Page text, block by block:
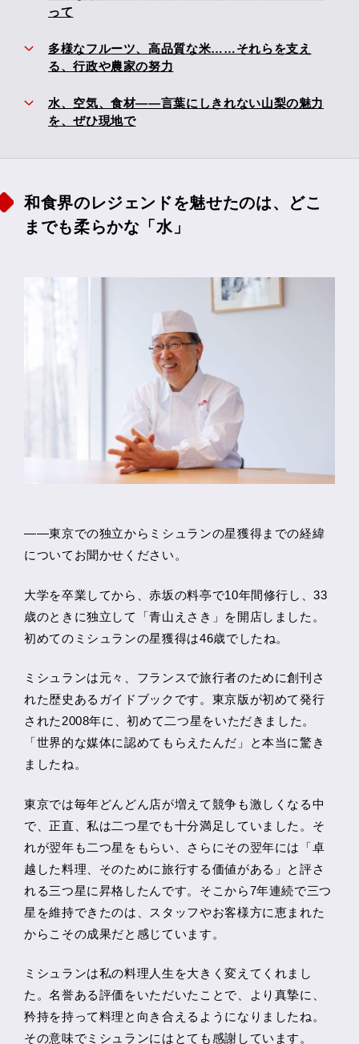
って
多様なフルーツ、高品質な米……それらを支え
る、行政や農家の努力
水、空気、食材――言葉にしきれない山梨の魅力
を、ぜひ現地で
和食界のレジェンドを魅せたのは、どこ
までも柔らかな「水」
――東京での独立からミシュランの星獲得までの経緯
についてお聞かせください。
大学を卒業してから、赤坂の料亭で10年間修行し、33
歳のときに独立して「青山えさき」を開店しました。
初めてのミシュランの星獲得は46歳でしたね。
ミシュランは元々、フランスで旅行者のために創刊さ
れた歴史あるガイドブックです。東京版が初めて発行
された2008年に、初めて二つ星をいただきました。
「世界的な媒体に認めてもらえたんだ」と本当に驚き
ましたね。
東京では毎年どんどん店が増えて競争も激しくなる中
で、正直、私は二つ星でも十分満足していました。そ
れが翌年も二つ星をもらい、さらにその翌年には「卓
越した料理、そのために旅行する価値がある」と評さ
れる三つ星に昇格したんです。そこから7年連続で三つ
星を維持できたのは、スタッフやお客様方に恵まれた
からこその成果だと感じています。
ミシュランは私の料理人生を大きく変えてくれまし
た。名誉ある評価をいただいたことで、より真摯に、
矜持を持って料理と向き合えるようになりましたね。
その意味でミシュランにはとても感謝しています。